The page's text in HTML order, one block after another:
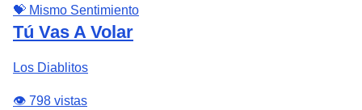
💝 Mismo Sentimiento
Tú Vas A Volar
Los Diablitos
👁️ 798 vistas